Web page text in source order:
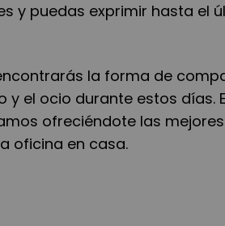
y puedas exprimir hasta el
la forma de
el ocio durante estos días.
ofreciéndote las
oficina en casa.